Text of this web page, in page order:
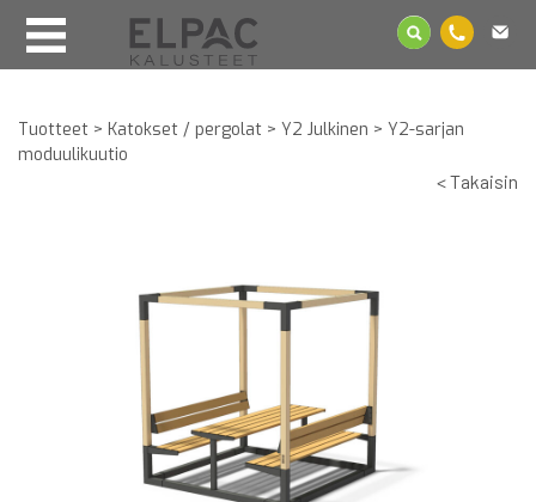
Tuotteet > Katokset / pergolat > Y2 Julkinen > Y2-sarjan
moduulikuutio
< Takaisin